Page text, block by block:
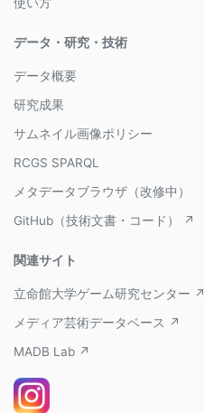
データ・研究・技術
データ概要
研究成果
サムネイル画像ポリシー
RCGS SPARQL
メタデータブラウザ（改修中）
GitHub（技術文書・コード） ↗
関連サイト
立命館大学ゲーム研究センター ↗
メディア芸術データベース ↗
MADB Lab ↗